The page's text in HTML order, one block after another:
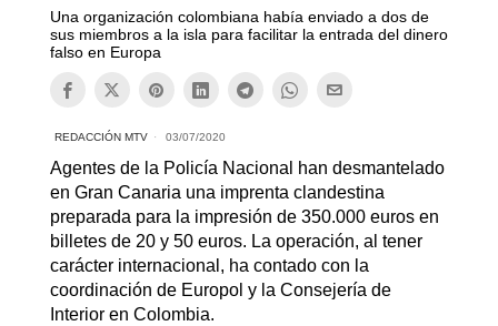
Una organización colombiana había enviado a dos de
sus miembros a la isla para facilitar la entrada del dinero
falso en Europa
REDACCIÓN MTV 03/07/2020
Agentes de la Policía Nacional han desmantelado
en Gran Canaria una imprenta clandestina
preparada para la impresión de 350.000 euros en
billetes de 20 y 50 euros. La operación, al tener
carácter internacional, ha contado con la
coordinación de Europol y la Consejería de
Interior en Colombia.